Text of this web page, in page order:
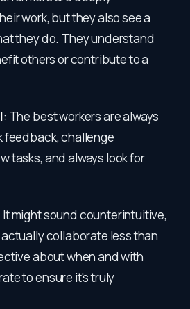
work, but they also see a
they do. They understand
others or contribute to a
: The best workers are always
feedback, challenge
tasks, and always look for
It might sound counterintuitive,
collaborate less than
about when and with
to ensure it's truly